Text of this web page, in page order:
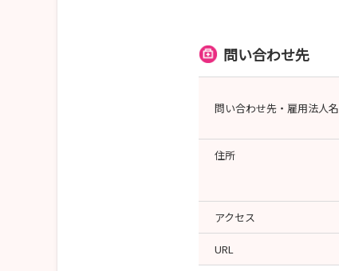
問い合わせ先
問い合わせ先・雇用法人名
住所
アクセス
URL